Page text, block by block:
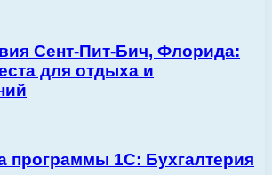
Сент-Пит-Бич, Флорида:
для отдыха и
программы 1C: Бухгалтерия